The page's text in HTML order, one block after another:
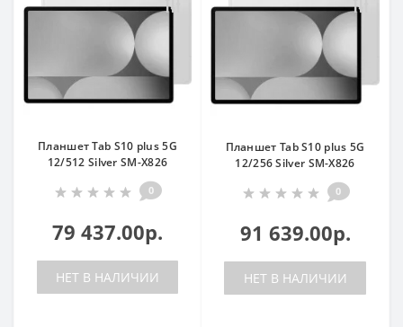
Планшет Tab S10 plus 5G
12/512 Silver SM-X826
0
79 437.00р.
НЕТ В НАЛИЧИИ
Планшет Tab S10 plus 5G
12/256 Silver SM-X826
0
91 639.00р.
НЕТ В НАЛИЧИИ